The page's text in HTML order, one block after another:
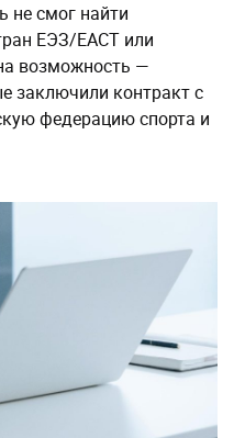
не смог найти
ЕЭЗ/ЕАСТ или
возможность —
заключили контракт с
федерацию спорта и